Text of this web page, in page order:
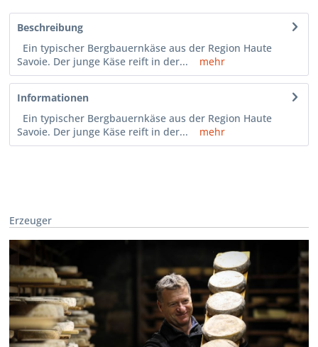
Beschreibung
Ein typischer Bergbauernkäse aus der Region Haute
Savoie. Der junge Käse reift in der...
mehr
Informationen
Ein typischer Bergbauernkäse aus der Region Haute
Savoie. Der junge Käse reift in der...
mehr
Erzeuger